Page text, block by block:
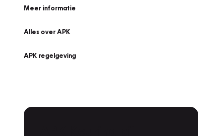
Meer informatie
Alles over APK
APK regelgeving